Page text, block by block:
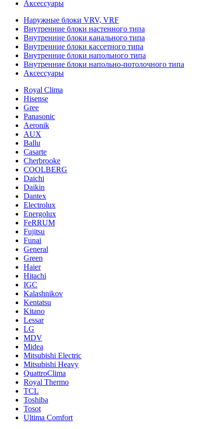
Аксессуары
Наружные блоки VRV, VRF
Внутренние блоки настенного типа
Внутренние блоки канального типа
Внутренние блоки кассетного типа
Внутренние блоки напольного типа
Внутренние блоки напольно-потолочного типа
Аксессуары
Royal Clima
Hisense
Gree
Panasonic
Aeronik
AUX
Ballu
Casarte
Cherbrooke
COOLBERG
Daichi
Daikin
Dantex
Electrolux
Energolux
FeRRUM
Fujitsu
Funai
General
Green
Haier
Hitachi
IGC
Kalashnikov
Kentatsu
Kitano
Lessar
LG
MDV
Midea
Mitsubishi Electric
Mitsubishi Heavy
QuattroClima
Royal Thermo
TCL
Toshiba
Tosot
Ultima Comfort